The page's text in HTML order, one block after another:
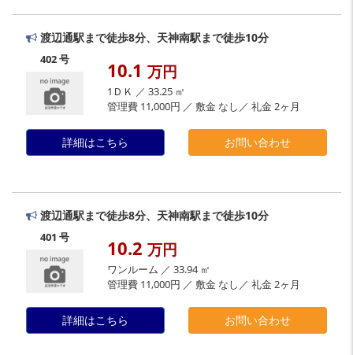
渡辺通駅まで徒歩8分、天神南駅まで徒歩10分
402 号 10.1 万円
1ＤＫ ／ 33.25 ㎡
管理費 11,000円 ／ 敷金 なし／ 礼金 2ヶ月
詳細はこちら お問い合わせ
渡辺通駅まで徒歩8分、天神南駅まで徒歩10分
401 号 10.2 万円
ワンルーム ／ 33.94 ㎡
管理費 11,000円 ／ 敷金 なし／ 礼金 2ヶ月
詳細はこちら お問い合わせ